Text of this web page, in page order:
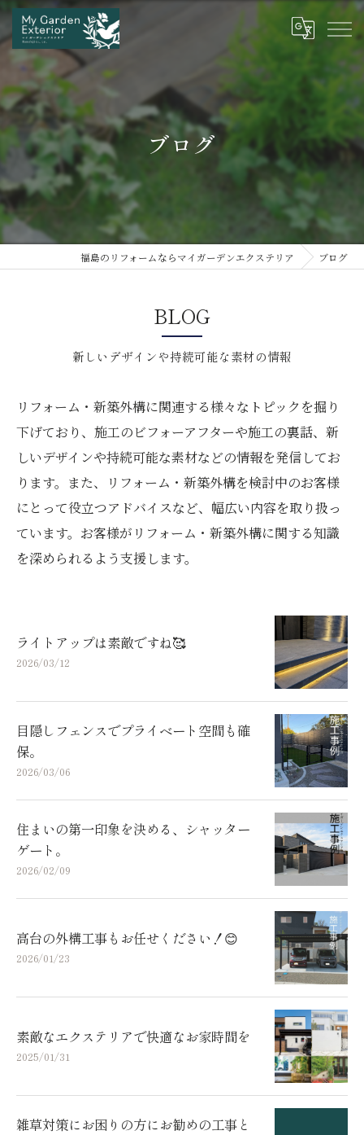
ブログ
福島のリフォームならマイガーデンエクステリア ブログ
BLOG
新しいデザインや持続可能な素材の情報
リフォーム・新築外構に関連する様々なトピックを掘り
下げており、施工のビフォーアフターや施工の裏話、新
しいデザインや持続可能な素材などの情報を発信してお
ります。また、リフォーム・新築外構を検討中のお客様
にとって役立つアドバイスなど、幅広い内容を取り扱っ
ています。お客様がリフォーム・新築外構に関する知識
を深められるよう支援します。
ライトアップは素敵ですね🥰
2026/03/12
目隠しフェンスでプライベート空間も確
保。
2026/03/06
住まいの第一印象を決める、シャッター
ゲート。
2026/02/09
高台の外構工事もお任せください！😊
2026/01/23
素敵なエクステリアで快適なお家時間を
2025/01/31
雑草対策にお困りの方にお勧めの工事と